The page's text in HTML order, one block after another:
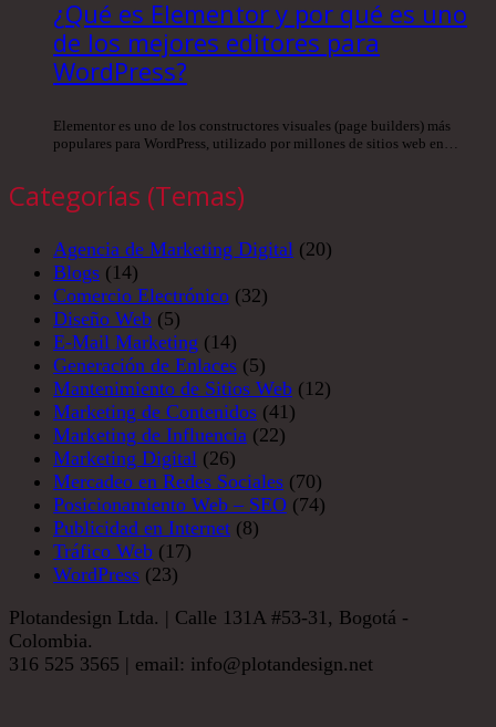
¿Qué es Elementor y por qué es uno
de los mejores editores para
WordPress?
Elementor es uno de los constructores visuales (page builders) más
populares para WordPress, utilizado por millones de sitios web en…
Categorías (Temas)
Agencia de Marketing Digital (20)
Blogs (14)
Comercio Electrónico (32)
Diseño Web (5)
E-Mail Marketing (14)
Generación de Enlaces (5)
Mantenimiento de Sitios Web (12)
Marketing de Contenidos (41)
Marketing de Influencia (22)
Marketing Digital (26)
Mercadeo en Redes Sociales (70)
Posicionamiento Web – SEO (74)
Publicidad en Internet (8)
Tráfico Web (17)
WordPress (23)
Plotandesign Ltda. | Calle 131A #53-31, Bogotá -
Colombia.
316 525 3565 | email: info@plotandesign.net